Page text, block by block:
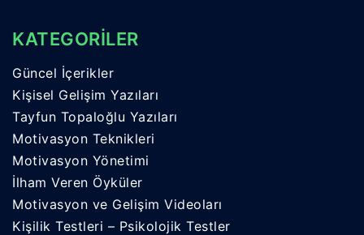
KATEGORİLER
Güncel İçerikler
Kişisel Gelişim Yazıları
Tayfun Topaloğlu Yazıları
Motivasyon Teknikleri
Motivasyon Yönetimi
İlham Veren Öyküler
Motivasyon ve Gelişim Videoları
Kişilik Testleri – Psikolojik Testler